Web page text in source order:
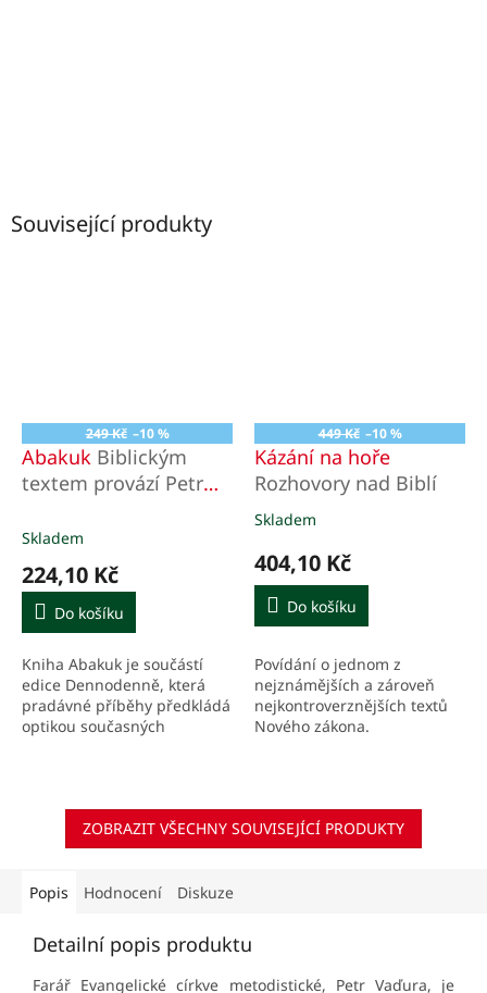
Související produkty
249 Kč –10 %
Abakuk Biblickým
textem provází Petr
Skladem
224,10 Kč
Do košíku
Kniha Abakuk je součástí
edice Dennodenně, která
pradávné příběhy předkládá
optikou současných
449 Kč –10 %
Kázání na hoře
Rozhovory nad Biblí
Průměrné
produktu
je
5,0
z
hvězdiček.
Skladem
404,10 Kč
Do košíku
Povídání o jednom z
nejznámějších a zároveň
nejkontroverznějších textů
Nového zákona.
ZOBRAZIT VŠECHNY SOUVISEJÍCÍ PRODUKTY
Popis Hodnocení Diskuze
Detailní popis produktu
Farář Evangelické církve metodistické, Petr Vaďura, je